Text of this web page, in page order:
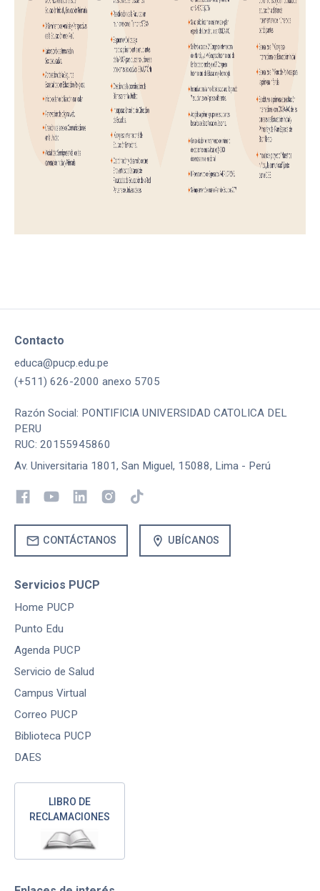
Contacto
educa@pucp.edu.pe
(+511) 626-2000 anexo 5705
Razón Social: PONTIFICIA UNIVERSIDAD CATOLICA DEL
PERU
RUC: 20155945860
Av. Universitaria 1801, San Miguel, 15088, Lima - Perú
mail CONTÁCTANOS location_on UBÍCANOS
Servicios PUCP
Home PUCP
Punto Edu
Agenda PUCP
Servicio de Salud
Campus Virtual
Correo PUCP
Biblioteca PUCP
DAES
LIBRO DE
RECLAMACIONES